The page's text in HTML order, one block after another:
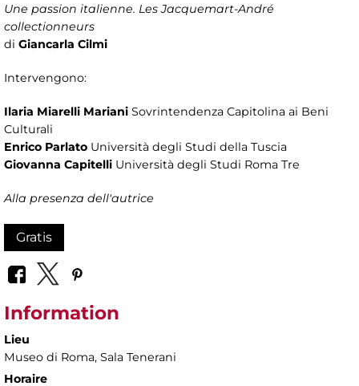
Une passion italienne. Les Jacquemart-André
collectionneurs
di Giancarla Cilmi
Intervengono:
Ilaria Miarelli Mariani Sovrintendenza Capitolina ai Beni
Culturali
Enrico Parlato Università degli Studi della Tuscia
Giovanna Capitelli Università degli Studi Roma Tre
Alla presenza dell'autrice
Gratis
Information
Lieu
Museo di Roma, Sala Tenerani
Horaire